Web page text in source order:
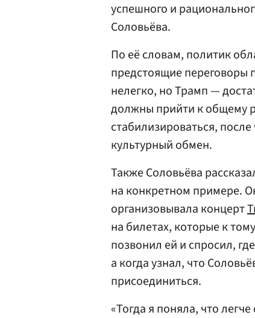
успешного и
Соловьёва.
По её словам, политик
предстоящие переговоры
нелегко, но Трамп —
должны прийти к общему
стабилизироваться,
культурный обмен.
Также Соловьёва
на конкретном примере.
организовывала концерт
на билетах, которые к
позвонил ей и спросил,
а когда узнал, что
присоединиться.
«Тогда я поняла, что